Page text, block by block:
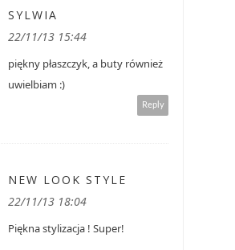
SYLWIA
22/11/13 15:44
piękny płaszczyk, a buty również
uwielbiam :)
Reply
NEW LOOK STYLE
22/11/13 18:04
Piękna stylizacja ! Super!